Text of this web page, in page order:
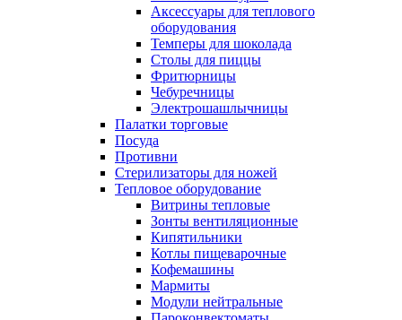
Аксессуары для теплового
оборудования
Темперы для шоколада
Столы для пиццы
Фритюрницы
Чебуречницы
Электрошашлычницы
Палатки торговые
Посуда
Противни
Стерилизаторы для ножей
Тепловое оборудование
Витрины тепловые
Зонты вентиляционные
Кипятильники
Котлы пищеварочные
Кофемашины
Мармиты
Модули нейтральные